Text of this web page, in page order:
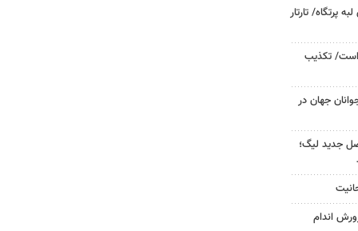
پرتگاه/ تارتار
است/ تکذیب
جهان در
جدید لیگ؛
اندام